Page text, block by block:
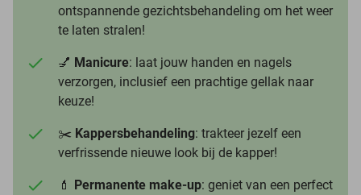
ontspannende gezichtsbehandeling om het weer
te laten stralen!
💅 Manicure: laat jouw handen en nagels
verzorgen, inclusief een prachtige gellak naar
keuze!
✂️ Kappersbehandeling: trakteer jezelf een
verfrissende nieuwe look bij de kapper!
💄 Permanente make-up: geniet van een perfect